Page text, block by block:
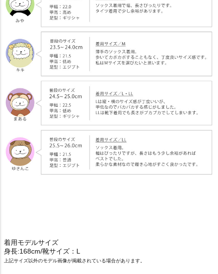
着用モデルサイズ
身長:168cm/靴サイズ：L
上記サイズ以外のモデル画像が掲載されている場合があります。